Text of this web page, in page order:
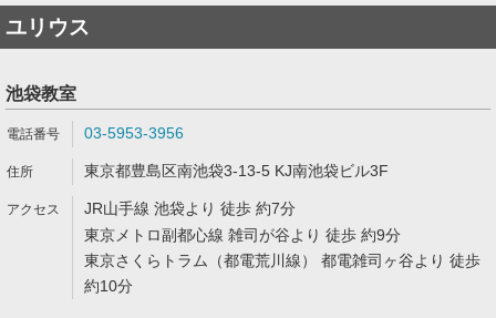
ユリウス
池袋教室
03-5953-3956
東京都豊島区南池袋3-13-5 KJ南池袋ビル3F
JR山手線 池袋より 徒歩 約7分
東京メトロ副都心線 雑司が谷より 徒歩 約9分
東京さくらトラム（都電荒川線） 都電雑司ヶ谷より 徒歩
約10分